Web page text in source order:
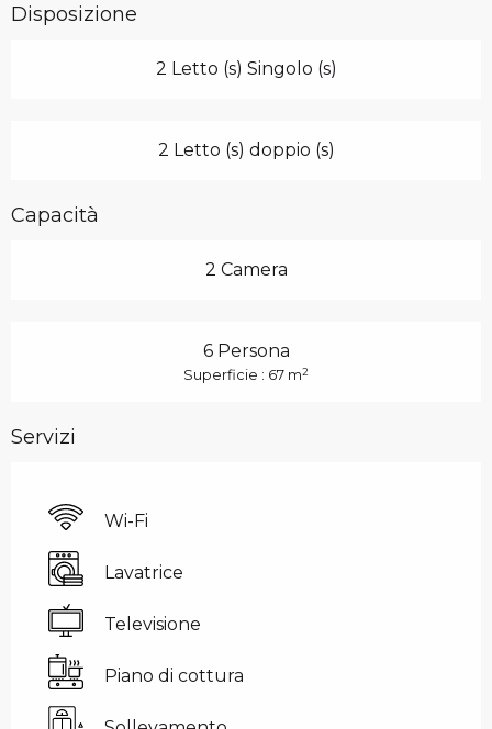
Disposizione
2 Letto (s) Singolo (s)
2 Letto (s) doppio (s)
Capacità
2 Camera
6 Persona
Superficie : 67 m2
Servizi
Wi-Fi
Lavatrice
Televisione
Piano di cottura